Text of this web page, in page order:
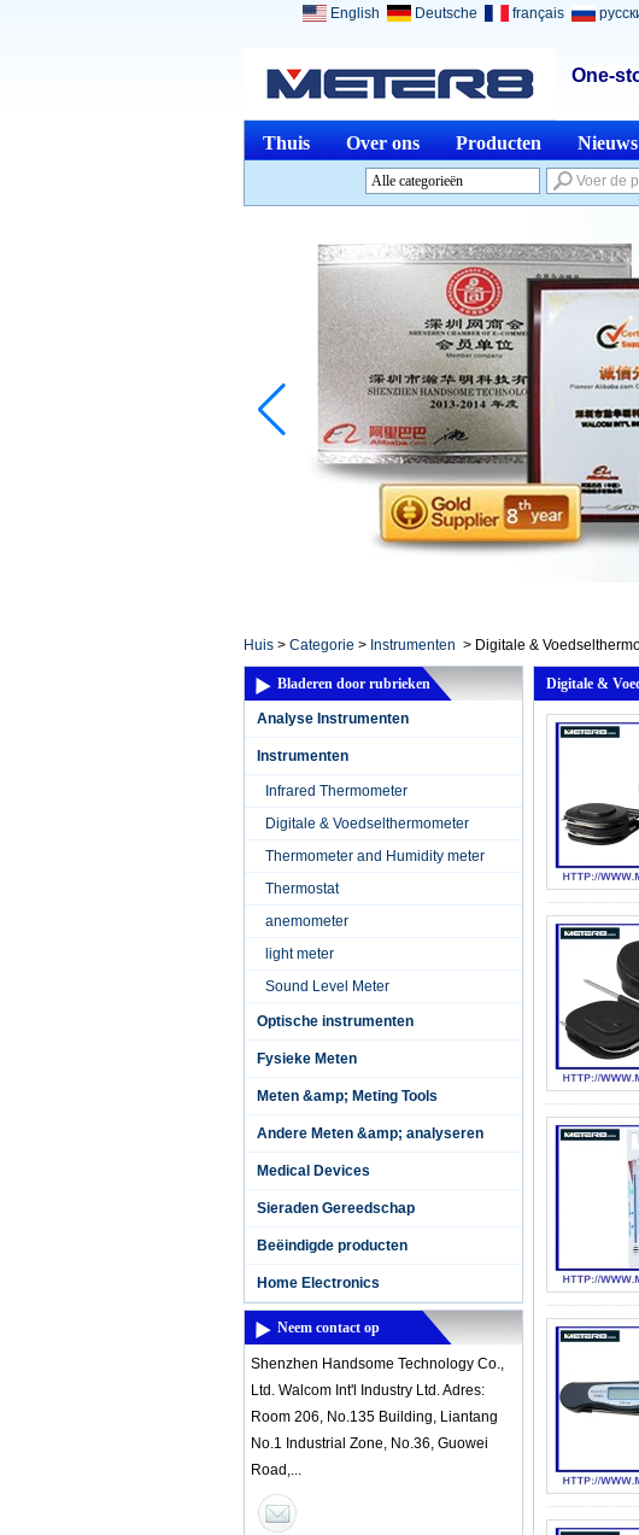
One-
English Deutsche français
Thuis Over ons Producten Nieuws
Alle categorieën
Analyse InstrumentenL
InstrumentenL
Optische instrumentenL
Fysieke MetenL
Meten &amp; Meting
ToolsL
Andere Meten &amp;
analyserenL
Medical DevicesL
Sieraden GereedschapL
Beëindigde productenL
Home ElectronicsL
Huis > Categorie > Instrumenten > Digitale &
Bladeren door rubrieken
Analyse Instrumenten
Instrumenten
Infrared Thermometer
Digitale & Voedselthermometer
Thermometer and Humidity meter
Thermostat
anemometer
light meter
Sound Level Meter
Optische instrumenten
Fysieke Meten
Meten &amp; Meting Tools
Andere Meten &amp; analyseren
Medical Devices
Sieraden Gereedschap
Beëindigde producten
Home Electronics
Neem contact op
Shenzhen Handsome Technology Co.,
Ltd. Walcom Int'l Industry Ltd. Adres:
Room 206, No.135 Building, Liantang
No.1 Industrial Zone, No.36, Guowei
Road,...
Digitale &